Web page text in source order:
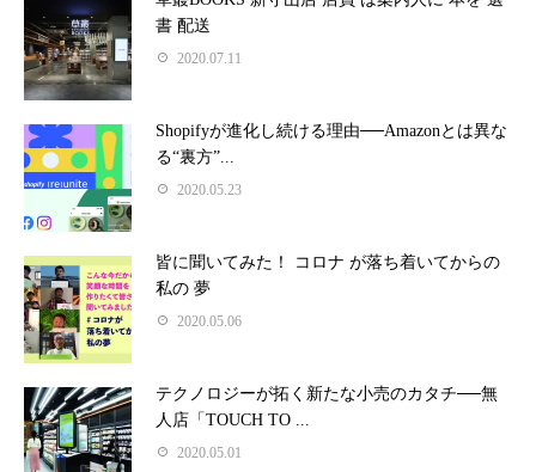
書 配送
2020.07.11
Shopifyが進化し続ける理由──Amazonとは異な
る“裏方”...
2020.05.23
皆に聞いてみた！ コロナ が落ち着いてからの
私の 夢
2020.05.06
テクノロジーが拓く新たな小売のカタチ──無
人店「TOUCH TO ...
2020.05.01